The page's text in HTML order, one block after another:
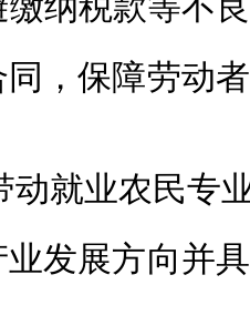
同，保障劳动
动就业农民专
业发展方向并